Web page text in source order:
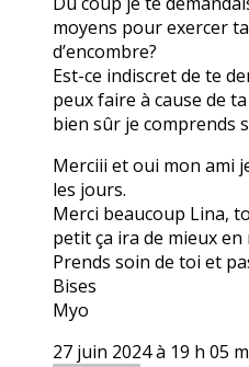
moyens pour exercer
d’encombre?
Est-ce indiscret de te
peux faire à cause de
bien sûr je comprends
Merciii et oui mon ami
les jours.
Merci beaucoup Lina,
petit ça ira de mieux en
Prends soin de toi et
Bises
Myo
27 juin 2024 à 19 h 05